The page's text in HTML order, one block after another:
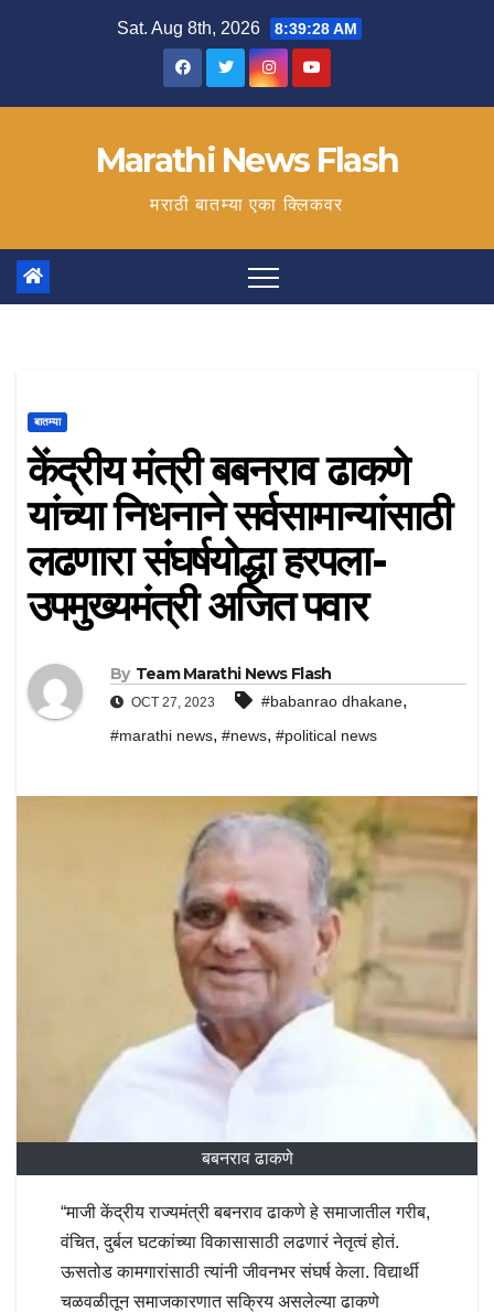
Sat. Aug 8th, 2026 8:39:29 AM
Marathi News Flash
मराठी बातम्या एका क्लिकवर
बातम्या
केंद्रीय मंत्री बबनराव ढाकणे
यांच्या निधनाने सर्वसामान्यांसाठी
लढणारा संघर्षयोद्धा हरपला-
उपमुख्यमंत्री अजित पवार
By Team Marathi News Flash
OCT 27, 2023 #babanrao dhakane,
#marathi news, #news, #political news
बबनराव ढाकणे
“माजी केंद्रीय राज्यमंत्री बबनराव ढाकणे हे समाजातील गरीब,
वंचित, दुर्बल घटकांच्या विकासासाठी लढणारं नेतृत्वं होतं.
ऊसतोड कामगारांसाठी त्यांनी जीवनभर संघर्ष केला. विद्यार्थी
चळवळीतून समाजकारणात सक्रिय असलेल्या ढाकणे